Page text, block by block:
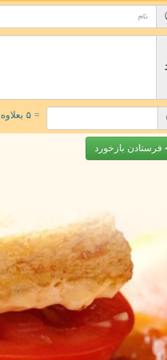
= ۵ بعلاوه ۴
فرستادن بازخورد